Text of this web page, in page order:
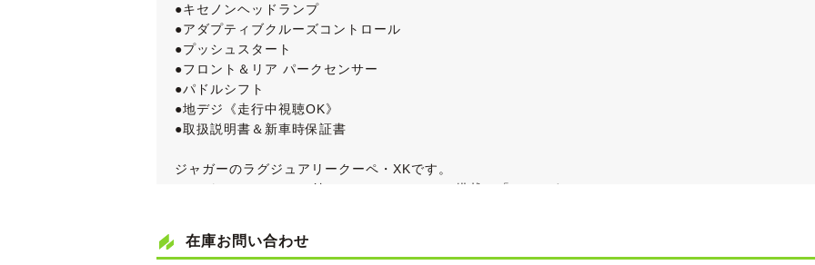
●キセノンヘッドランプ
●アダプティブクルーズコントロール
●プッシュスタート
●フロント＆リア パークセンサー
●パドルシフト
●地デジ《走行中視聴OK》
●取扱説明書＆新車時保証書
ジャガーのラグジュアリークーペ・XKです。
スーパーチャージャー付のV8 DOHCエンジン搭載の「Ｒ」です。
在庫お問い合わせ